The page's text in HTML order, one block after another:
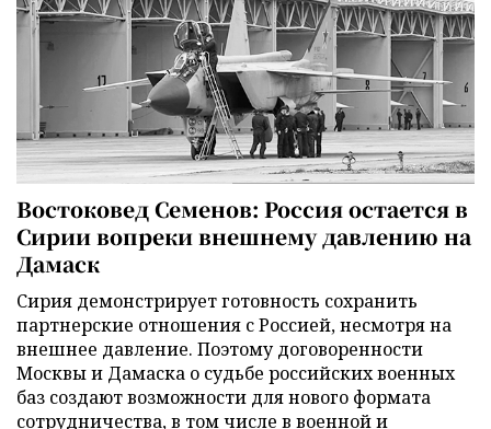
Востоковед Семенов: Россия остается в
Сирии вопреки внешнему давлению на
Дамаск
Сирия демонстрирует готовность сохранить
партнерские отношения с Россией, несмотря на
внешнее давление. Поэтому договоренности
Москвы и Дамаска о судьбе российских военных
баз создают возможности для нового формата
сотрудничества, в том числе в военной и